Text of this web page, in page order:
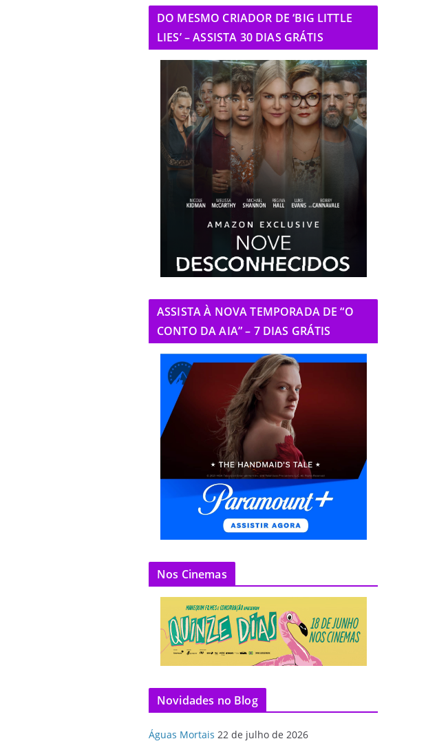
DO MESMO CRIADOR DE ‘BIG LITTLE
LIES’ – ASSISTA 30 DIAS GRÁTIS
ASSISTA À NOVA TEMPORADA DE “O
CONTO DA AIA” – 7 DIAS GRÁTIS
Nos Cinemas
Novidades no Blog
Águas Mortais 22 de julho de 2026